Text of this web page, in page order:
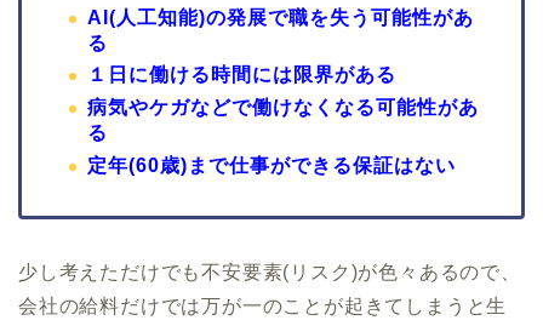
AI(人工知能)の発展で職を失う可能性があ
る
１日に働ける時間には限界がある
病気やケガなどで働けなくなる可能性があ
る
定年(60歳)まで仕事ができる保証はない
少し考えただけでも不安要素(リスク)が色々あるので、
会社の給料だけでは万が一のことが起きてしまうと生